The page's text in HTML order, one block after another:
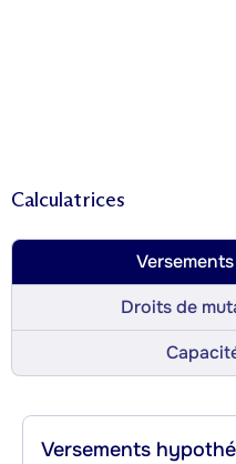
Calculatrices
Droits de
Versements